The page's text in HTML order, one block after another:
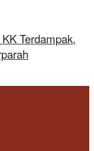
Terdampak,